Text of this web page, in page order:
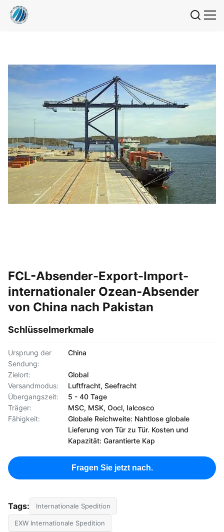
FCL-Absender-Export-Import-
internationaler Ozean-Absender
von China nach Pakistan
Schlüsselmerkmale
Ursprung der
Sendung:
China
Zielort:
Global
Versandmodus:
Luftfracht, Seefracht
Übergangszeit:
5 - 40 Tage
Träger:
MSC, MSK, Oocl, Ialcosco
Fähigkeit:
Globale Reichweite: Nahtlose globale
Lieferung von Tür zu Tür. Kosten und
Kapazität: Garantierte Kap
Fragen Sie jetzt nach.
Tags: Internationale Spedition
EXW Internationale Spedition